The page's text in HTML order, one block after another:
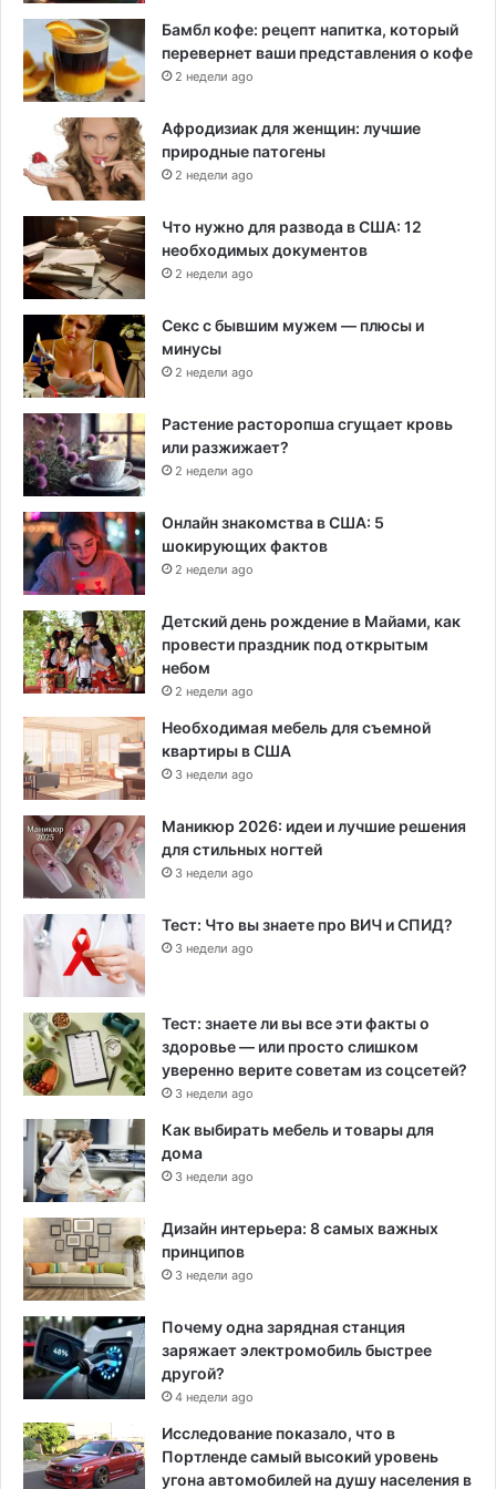
п
о
с
д
е
5
е
я
ц
в
Бамбл кофе: рецепт напитка, который
перевернет ваши представления о кофе
2 недели ago
Афродизиак для женщин: лучшие
природные патогены
2 недели ago
Что нужно для развода в США: 12
необходимых документов
2 недели ago
Секс с бывшим мужем — плюсы и
минусы
2 недели ago
Растение расторопша сгущает кровь
или разжижает?
2 недели ago
Онлайн знакомства в США: 5
шокирующих фактов
2 недели ago
Детский день рождение в Майами, как
провести праздник под открытым
небом
2 недели ago
Необходимая мебель для съемной
квартиры в США
3 недели ago
Маникюр 2026: идеи и лучшие решения
для стильных ногтей
3 недели ago
Тест: Что вы знаете про ВИЧ и СПИД?
3 недели ago
Тест: знаете ли вы все эти факты о
здоровье — или просто слишком
уверенно верите советам из соцсетей?
3 недели ago
Как выбирать мебель и товары для
дома
3 недели ago
Дизайн интерьера: 8 самых важных
принципов
3 недели ago
Почему одна зарядная станция
заряжает электромобиль быстрее
другой?
4 недели ago
Исследование показало, что в
Портленде самый высокий уровень
угона автомобилей на душу населения в